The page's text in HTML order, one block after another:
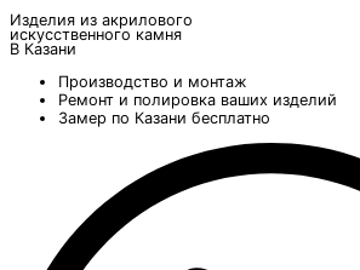
Изделия из акрилового
искусственного камня
В Казани
Производство и монтаж
Ремонт и полировка ваших изделий
Замер по Казани бесплатно